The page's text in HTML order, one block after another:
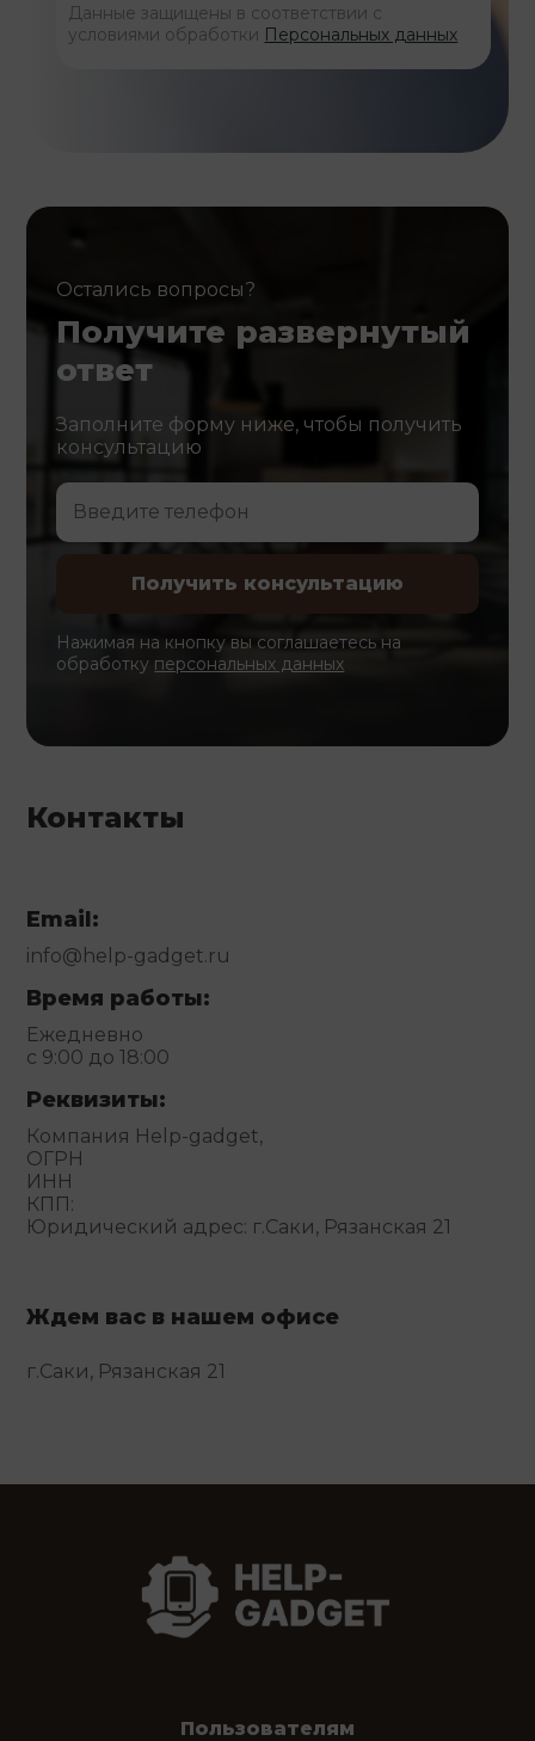
Данные защищены в соответствии с
условиями обработки Персональных данных
Остались вопросы?
Получите развернутый
ответ
Заполните форму ниже, чтобы получить
консультацию
Нажимая на кнопку вы соглашаетесь на
обработку персональных данных
Контакты
Email:
info@help-gadget.ru
Время работы:
Ежедневно
с 9:00 до 18:00
Реквизиты:
Компания Help-gadget,
ОГРН
ИНН
КПП:
Юридический адрес: г.Саки, Рязанская 21
Ждем вас в нашем офисе
г.Саки, Рязанская 21
Пользователям